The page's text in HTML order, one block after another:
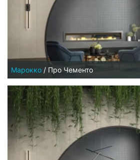
Марокко / Про Чементо